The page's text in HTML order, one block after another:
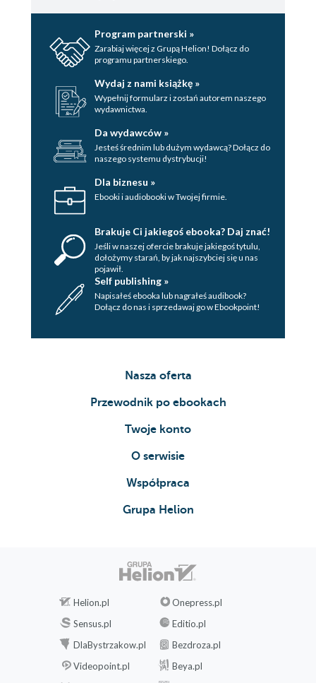
Program partnerski »
Zarabiaj więcej z Grupą Helion! Dołącz do
programu partnerskiego.
Wydaj z nami książkę »
Wypełnij formularz i zostań autorem naszego
wydawnictwa.
Da wydawców »
Jesteś średnim lub dużym wydawcą? Dołącz do
naszego systemu dystrybucji!
Dla biznesu »
Ebooki i audiobooki w Twojej firmie.
Brakuje Ci jakiegoś ebooka? Daj znać!
Jeśli w naszej ofercie brakuje jakiegoś tytulu,
dołożymy starań, by jak najszybciej się u nas
pojawił.
Self publishing »
Napisałeś ebooka lub nagrałeś audibook?
Dołącz do nas i sprzedawaj go w Ebookpoint!
Nasza oferta
Przewodnik po ebookach
Twoje konto
O serwisie
Współpraca
Grupa Helion
Helion.pl
Onepress.pl
Sensus.pl
Editio.pl
DlaBystrzakow.pl
Bezdroza.pl
Videopoint.pl
Beya.pl